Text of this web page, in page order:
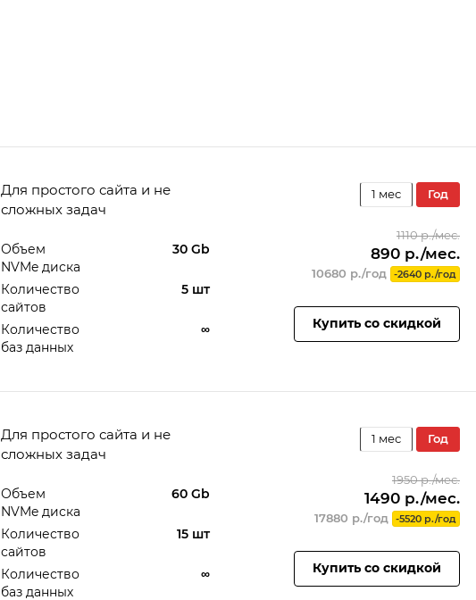
Для простого сайта и не
сложных задач
Объем
NVMe диска
30 Gb
Количество
сайтов
5 шт
Количество
баз данных
∞
1 мес год
1110 р./мес.
890 р./мес.
10680 р./год -2640 р./год
Купить со скидкой
Для простого сайта и не
сложных задач
Объем
NVMe диска
60 Gb
Количество
сайтов
15 шт
Количество
баз данных
∞
1 мес год
1950 р./мес.
1490 р./мес.
17880 р./год -5520 р./год
Купить со скидкой